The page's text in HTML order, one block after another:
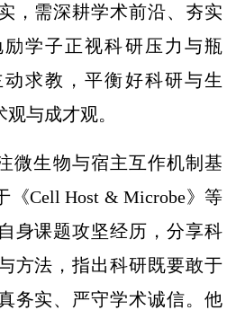
，需深耕学术前沿、夯实
学子正视科研压力与瓶
求教，平衡好科研与生
与成才观。
微生物与宿主互作机制基
《Cell Host & Microbe》等
身课题攻坚经历，分享科
方法，指出科研既要敢于
务实、严守学术诚信。他